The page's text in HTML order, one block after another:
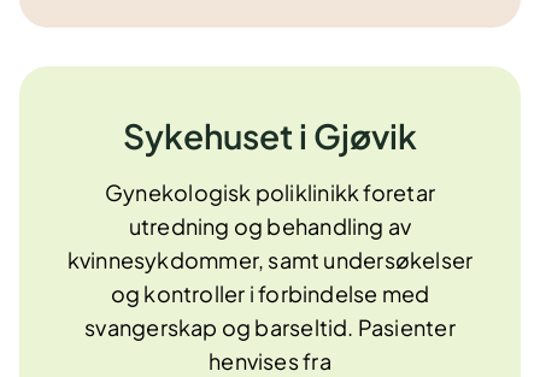
Sykehuset i Gjøvik
Gynekologisk poliklinikk foretar
utredning og behandling av
kvinnesykdommer, samt undersøkelser
og kontroller i forbindelse med
svangerskap og barseltid. Pasienter
henvises fra